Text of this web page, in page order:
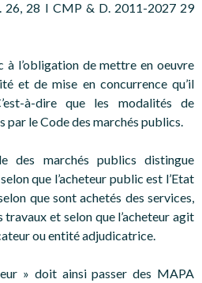
26, 28 I CMP & D. 2011-2027 29
à l’obligation de mettre en oeuvre
et de mise en concurrence qu’il
à-dire que les modalités de
par le Code des marchés publics.
des marchés publics distingue
que l’acheteur public est l’Etat
que sont achetés des services,
et selon que l’acheteur agit
ou entité adjudicatrice.
» doit ainsi passer des MAPA